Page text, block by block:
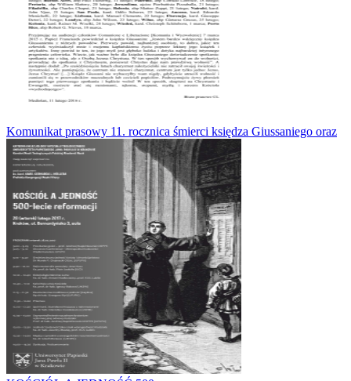
Komunikat prasowy 11. rocznica śmierci księdza Giussaniego oraz